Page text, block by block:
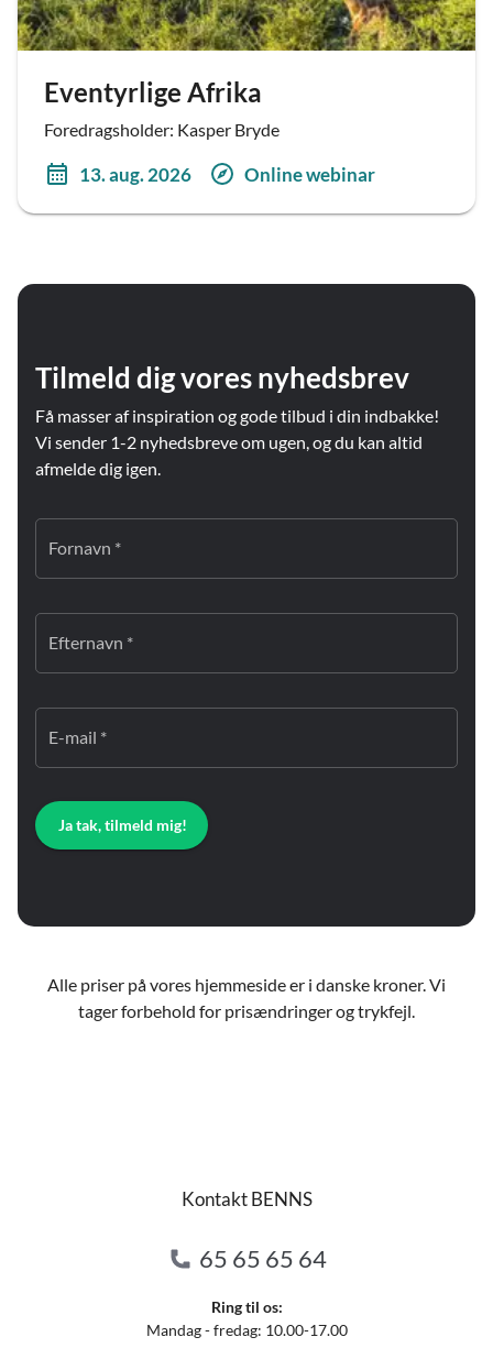
Eventyrlige Afrika
Foredragsholder: Kasper Bryde
13. aug. 2026 Online webinar
Tilmeld dig vores nyhedsbrev
Få masser af inspiration og gode tilbud i din indbakke!
Vi sender 1-2 nyhedsbreve om ugen, og du kan altid
afmelde dig igen.
Fornavn *
Efternavn *
E-mail *
Ja tak, tilmeld mig!
Alle priser på vores hjemmeside er i danske kroner. Vi
tager forbehold for prisændringer og trykfejl.
Kontakt BENNS
65 65 65 64
Ring til os:
Mandag - fredag: 10.00-17.00